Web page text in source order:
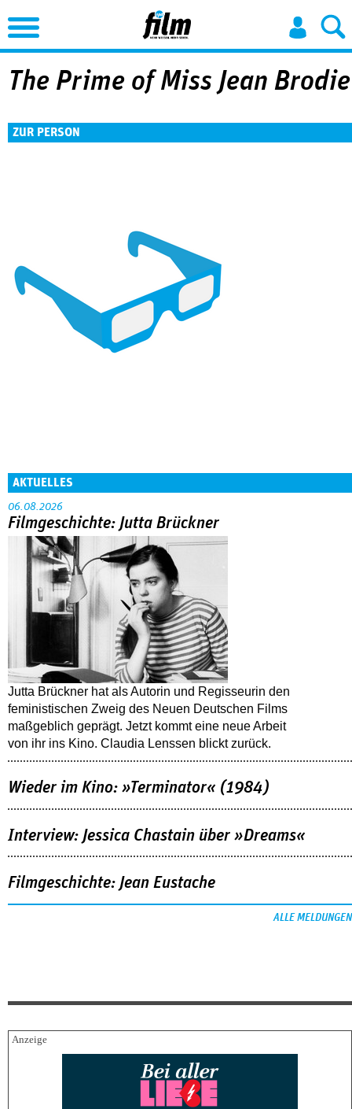
Jump to Navigation
The Prime of Miss Jean Brodie
ZUR PERSON
AKTUELLES
06.08.2026
Filmgeschichte: Jutta Brückner
Jutta Brückner hat als Autorin und Regisseurin den
feministischen Zweig des Neuen Deutschen Films
maßgeblich geprägt. Jetzt kommt eine neue Arbeit
von ihr ins Kino. Claudia Lenssen blickt zurück.
Wieder im Kino: »Terminator« (1984)
Interview: Jessica Chastain über »Dreams«
Filmgeschichte: Jean Eustache
ALLE MELDUNGEN